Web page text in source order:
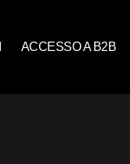
ACCESSO A B2B